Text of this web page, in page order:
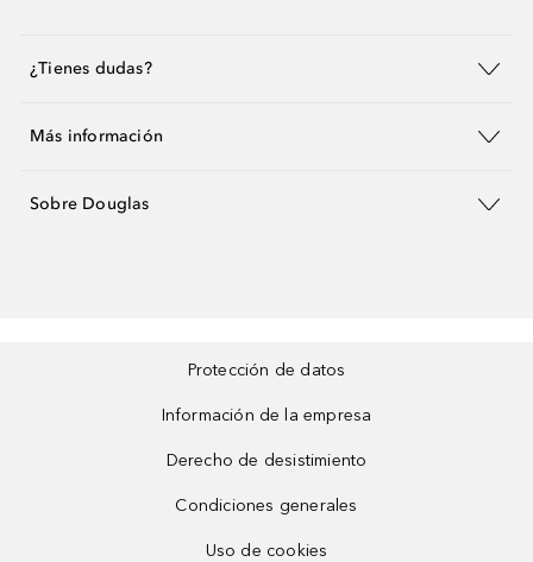
¿Tienes dudas?
Más información
Sobre Douglas
Protección de datos
Información de la empresa
Derecho de desistimiento
Condiciones generales
Uso de cookies